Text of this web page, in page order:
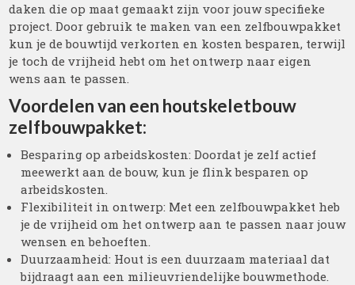
daken die op maat gemaakt zijn voor jouw specifieke
project. Door gebruik te maken van een zelfbouwpakket
kun je de bouwtijd verkorten en kosten besparen, terwijl
je toch de vrijheid hebt om het ontwerp naar eigen
wens aan te passen.
Voordelen van een houtskeletbouw
zelfbouwpakket:
Besparing op arbeidskosten: Doordat je zelf actief
meewerkt aan de bouw, kun je flink besparen op
arbeidskosten.
Flexibiliteit in ontwerp: Met een zelfbouwpakket heb
je de vrijheid om het ontwerp aan te passen naar jouw
wensen en behoeften.
Duurzaamheid: Hout is een duurzaam materiaal dat
bijdraagt aan een milieuvriendelijke bouwmethode.